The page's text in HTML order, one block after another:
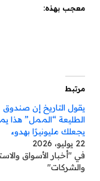
معجب بهذه:
مرتبط
يقول التاريخ إن صندوق
الطليعة “الممل” هذا
يجعلك مليونيرًا بهدوء
22 يوليو، 2026
في "أخبار الأسواق
والشركات"